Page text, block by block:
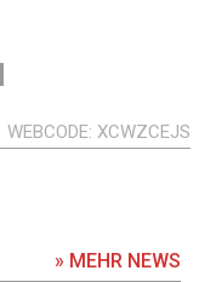
WEBCODE XCWZCEJS
» MEHR NEWS